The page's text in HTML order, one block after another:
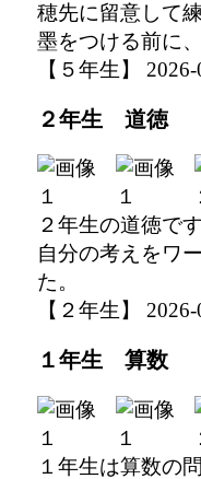
穂先に留意して
墨をつける前に
【５年生】
２年生 道徳
２年生の道徳で
自分の考えをワ
た。
【２年生】
１年生 算数
１年生は算数の